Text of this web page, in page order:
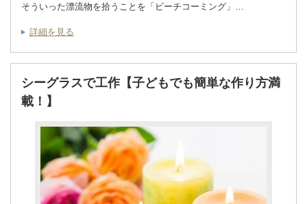
そういった漂流物を拾うことを「ビーチコーミング」…
詳細を見る
シーグラスで工作【子どもでも簡単な作り方満
載！】